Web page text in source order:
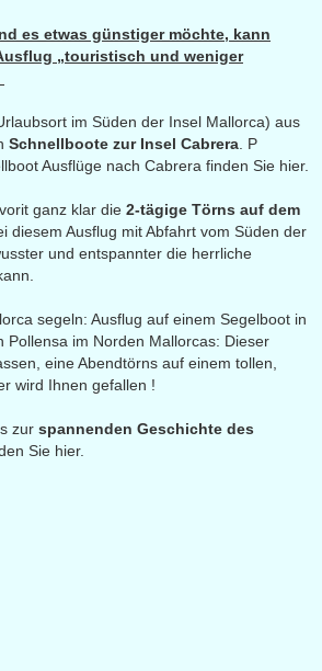
es etwas günstiger möchte, kann
„touristisch und weniger
im Süden der Insel Mallorca) aus
Schnellboote zur Insel Cabrera . P
Ausflüge nach Cabrera finden Sie hier.
ganz klar die 2-tägige Törns auf dem
diesem Ausflug mit Abfahrt vom Süden der
und entspannter die herrliche
segeln: Ausflug auf einem Segelboot in
Pollensa im Norden Mallorcas: Dieser
eineAbendtörns auf einem tollen,
wird Ihnen gefallen !
zur spannenden Geschichte des
Sie hier.